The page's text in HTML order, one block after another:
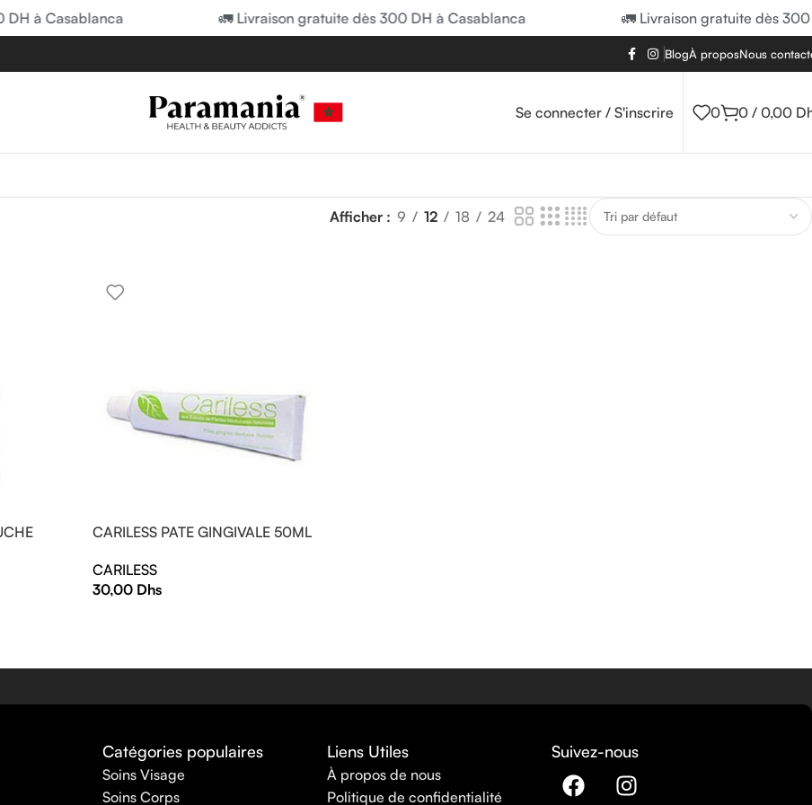
à Casablanca 🚛 Livraison gratuite dès 300 DH à Casablanca 🚛 Livraison gratuite dès 300
BlogÀ proposNous
Se connecter / S'inscrire 0 0 / 0,00
Afficher 9 12 18 24
CARILESS PATE GINGIVALE 50ML
CARILESS
30,00 Dhs
Catégories populaires
Soins Visage
Soins Corps
Liens Utiles
À propos de nous
Politique de confidentialité
Suivez-nous